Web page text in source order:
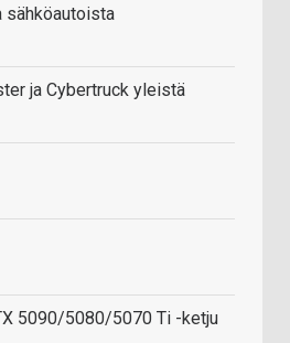
sähköautoista
ja Cybertruck yleistä
5090/5080/5070 Ti -ketju